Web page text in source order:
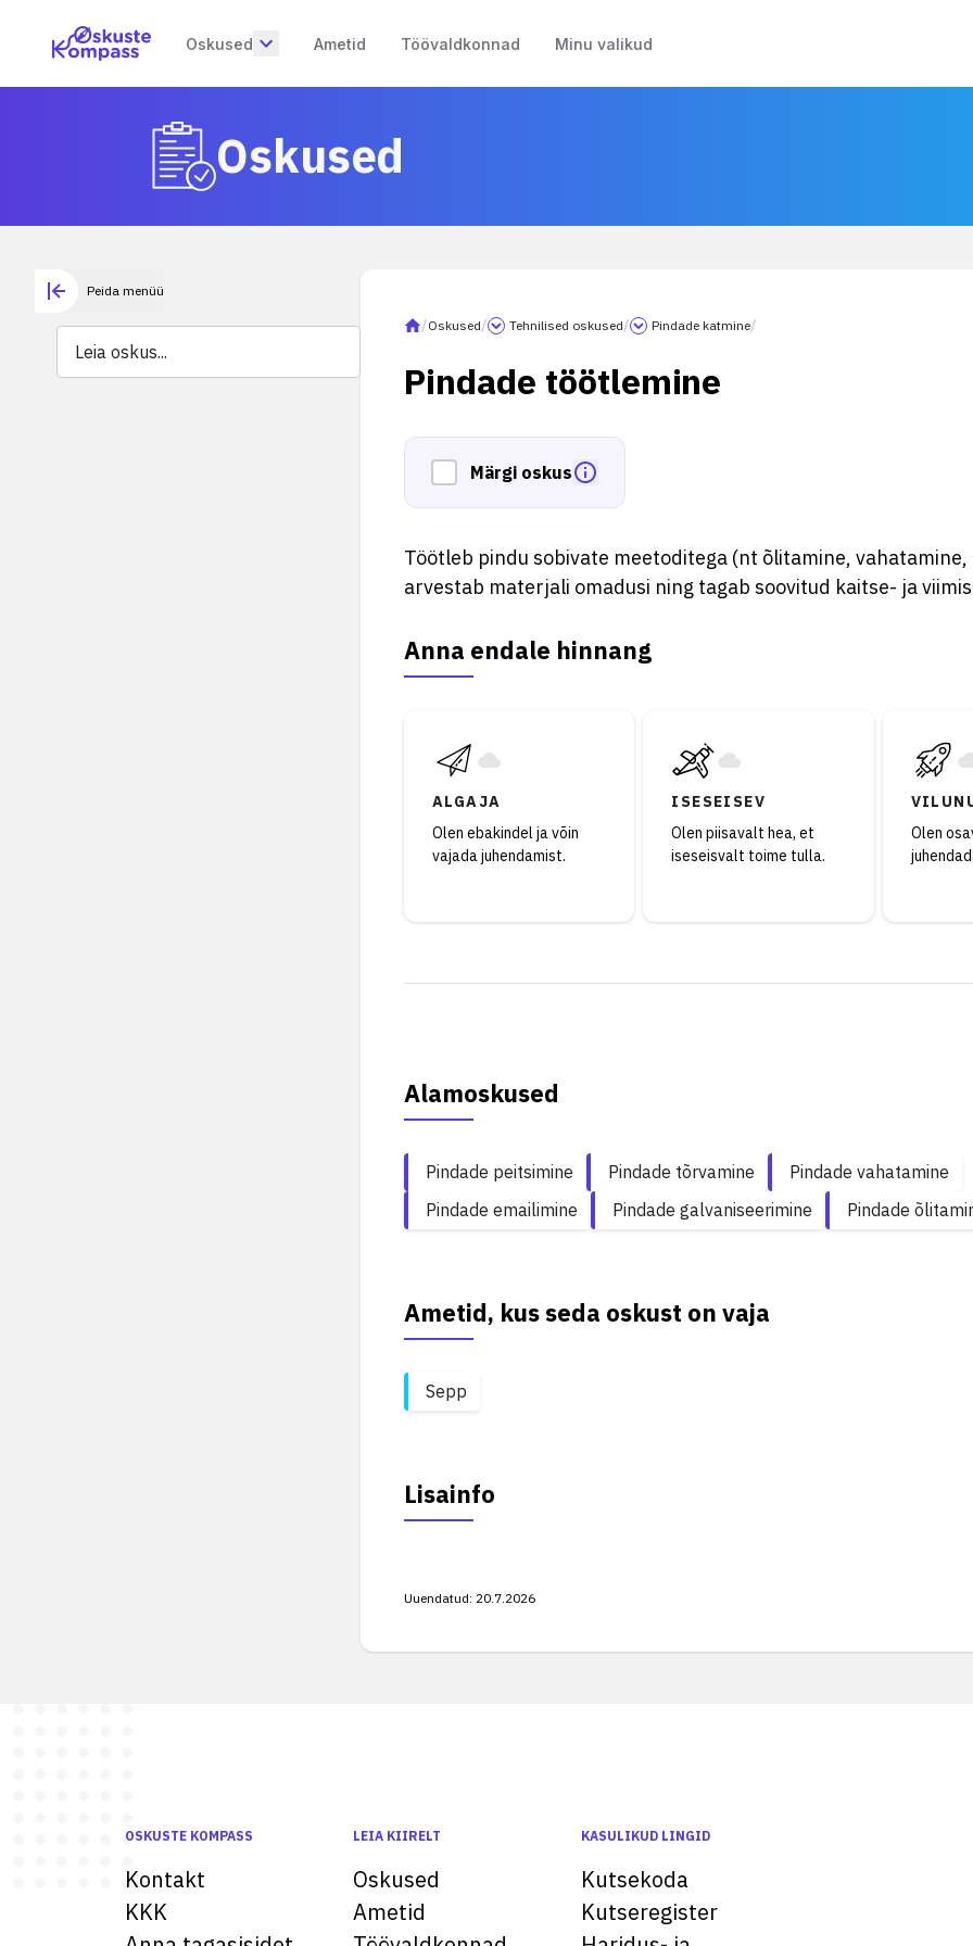
Oskused Ametid Töövaldkonnad Minu valikud
Oskused
Peida menüü
/Oskused/ Tehnilised oskused/ Pindade katmine/
Pindade töötlemine
Märgi oskus
Töötleb pindu sobivate meetoditega (nt õlitamine,
arvestab materjali omadusi ning tagab soovitud kaitse- ja
Anna endale hinnang
ALGAJA
Olen ebakindel ja võin
vajada juhendamist.
ISESEISEV
Olen piisavalt hea, et
iseseisvalt toime tulla.
Olen
Alamoskused
Pindade peitsimine Pindade tõrvamine
Pindade vahatamine
Pindade emailimine
Pindade galvaniseerimine Pindade
Ametid, kus seda oskust on vaja
Sepp
Lisainfo
Uuendatud: 20.7.2026
OSKUSTE KOMPASS
Kontakt
KKK
LEIA KIIRELT
Oskused
Ametid
KASULIKUD LINGID
Kutsekoda
Kutseregister